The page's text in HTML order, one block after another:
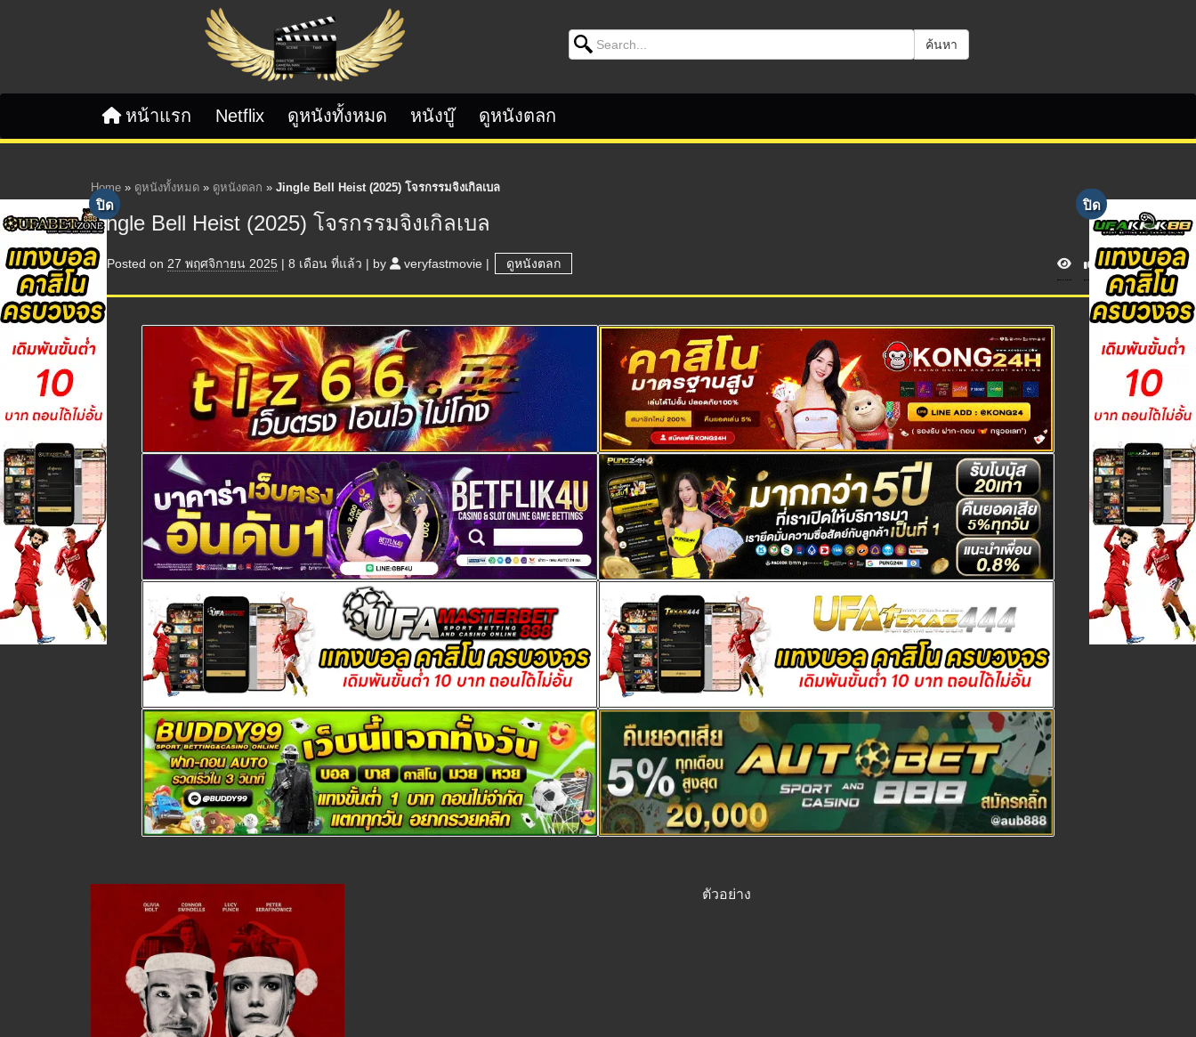
Search for: ค้นหา
หน้าแรก Netflix ดูหนังทั้งหมด หนังบู๊ ดูหนังตลก
Home » ดูหนังทั้งหมด » ดูหนังตลก » Jingle Bell Heist (2025) โจรกรรมจิงเกิลเบล
Jingle Bell Heist (2025) โจรกรรมจิงเกิลเบล
Posted on 27 พฤศจิกายน 2025 | 8 เดือน ที่แล้ว | by veryfastmovie | ดูหนังตลก V
i
ตัวอย่าง